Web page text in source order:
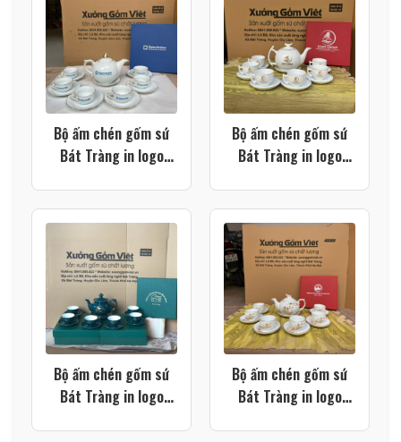
Bộ ấm chén gốm sứ
Bát Tràng in logo
AC119
Bộ ấm chén gốm sứ
Bát Tràng in logo
Bộ ấm chén gốm sứ
Bát Tràng in logo
Bộ ấm chén gốm sứ
Bát Tràng in logo